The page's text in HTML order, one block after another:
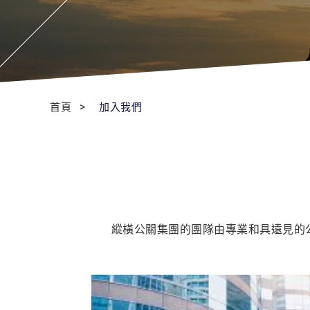
首頁 加入我們
縱橫公關集團的團隊由專業和具遠見